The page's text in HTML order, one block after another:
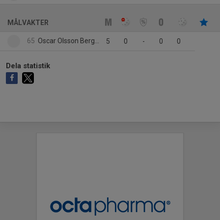
MÅLVAKTER
65 Oscar Olsson Berglund 5 0 - 0 0
Dela statistik